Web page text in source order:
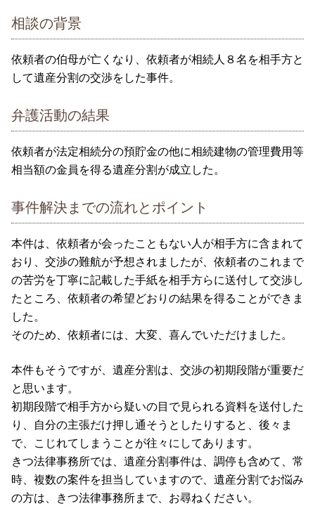
相談の背景
依頼者の伯母が亡くなり、依頼者が相続人８名を相手方と
して遺産分割の交渉をした事件。
弁護活動の結果
依頼者が法定相続分の預貯金の他に相続建物の管理費用等
相当額の金員を得る遺産分割が成立した。
事件解決までの流れとポイント
本件は、依頼者が会ったこともない人が相手方に含まれて
おり、交渉の難航が予想されましたが、依頼者のこれまで
の苦労を丁寧に記載した手紙を相手方らに送付して交渉し
たところ、依頼者の希望どおりの結果を得ることができま
した。
そのため、依頼者には、大変、喜んでいただけました。
本件もそうですが、遺産分割は、交渉の初期段階が重要だ
と思います。
初期段階で相手方から疑いの目で見られる資料を送付した
り、自分の主張だけ押し通そうとしたりすると、後々ま
で、こじれてしまうことが往々にしてあります。
きつ法律事務所では、遺産分割事件は、調停も含めて、常
時、複数の案件を担当していますので、遺産分割でお悩み
の方は、きつ法律事務所まで、お尋ねください。